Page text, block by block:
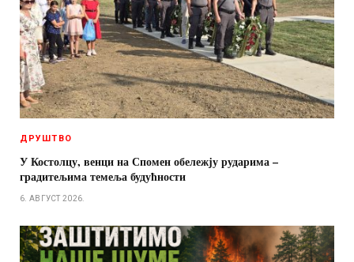
ДРУШТВО
У Костолцу, венци на Спомен обележју рударима –
градитељима темеља будућности
6. АВГУСТ 2026.